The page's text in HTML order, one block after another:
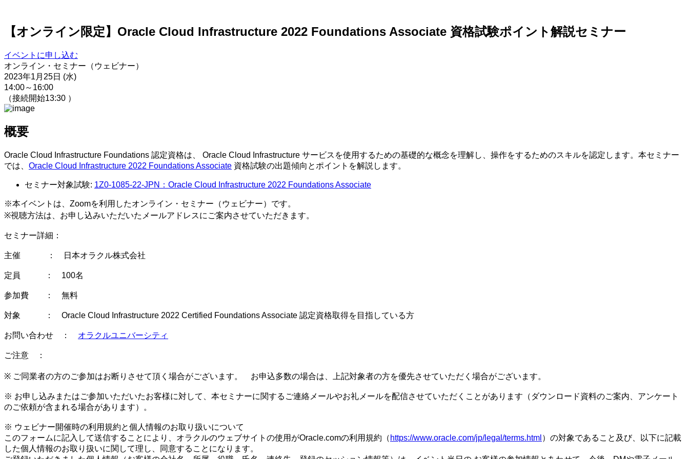
【オンライン限定】Oracle Cloud Infrastructure 2022 Foundations Associate 資格試験ポイント解説セミナー
イベントに申し込む
オンライン・セミナー（ウェビナー）
2023年1月25日 (水)
14:00～16:00
（接続開始13:30 ）
概要
Oracle Cloud Infrastructure Foundations 認定資格は、 Oracle Cloud Infrastructure サービスを使用するための基礎的な概念を理解し、操作をするためのスキルを認定します。本セミナー
では、 Oracle Cloud Infrastructure 2022 Foundations Associate 資格試験の出題傾向とポイントを解説します。
セミナー対象試験: 1Z0-1085-22-JPN：Oracle Cloud Infrastructure 2022 Foundations Associate
※本イベントは、Zoomを利用したオンライン・セミナー（ウェビナー）です。
※視聴方法は、お申し込みいただいたメールアドレスにご案内させていただきます。
セミナー詳細：
主催 ： 日本オラクル株式会社
定員 ： 100名
参加費 ： 無料
対象 ： Oracle Cloud Infrastructure 2022 Certified Foundations Associate 認定資格取得を目指している方
お問い合わせ ： オラクルユニバーシティ
ご注意 ：
※ ご同業者の方のご参加はお断りさせて頂く場合がございます。 お申込多数の場合は、上記対象者の方を優先させていただく場合がございます。
※ お申し込みまたはご参加いただいたお客様に対して、本セミナーに関するご連絡メールやお礼メールを配信させていただくことがあります（ダウンロード資料のご案内、アンケート
のご依頼が含まれる場合があります）。
※ ウェビナー開催時の利用規約と個人情報のお取り扱いについて
このフォームに記入して送信することにより、オラクルのウェブサイトの使用がOracle.comの利用規約（ https://www.oracle.com/jp/legal/terms.html ）の対象であること及び、以下に記載
した個人情報のお取り扱いに関して理し、同意することになります。